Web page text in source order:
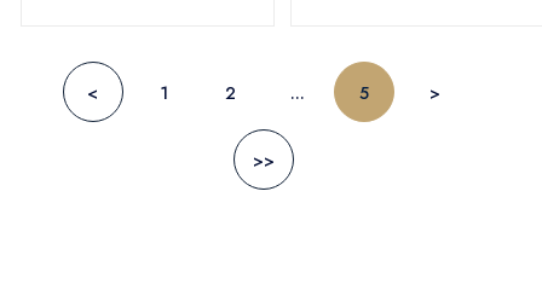
< 1 2 ... 5 >
>>